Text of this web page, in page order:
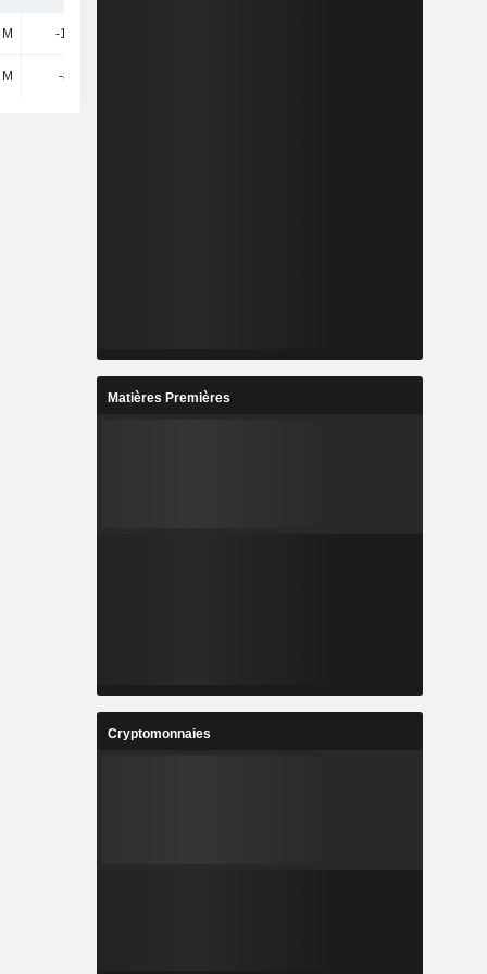
-12,6 M
-870 M
Matières Premières
Cryptomonnaies